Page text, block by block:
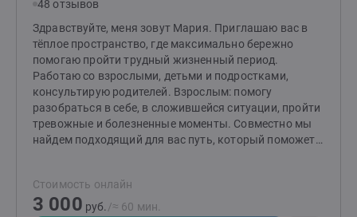
48 отзывов
Здравствуйте, меня зовут Мария. Приглашаю вас в
тёплое пространство, где максимально бережно
помогаю пройти трудный жизненный период.
Работаю со взрослыми, детьми и подростками,
консультирую родителей. Взрослым: помогу
разобраться в себе, в сложившейся ситуации, пройти
тревожные и болезненные моменты. Совместно мы
найдем подходящий для вас путь, который поможет
страхами, вспышками гнева, эмоциональной
чувствительностью и ранимостью, обрести
Стоимость онлайн
3 000 руб. /≈ 60 мин.